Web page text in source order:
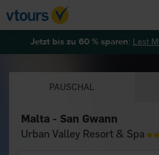
Jetzt bis zu 60 % sparen: Last
PAUSCHAL
Malta - San Gwann
Urban Valley Resort & Spa